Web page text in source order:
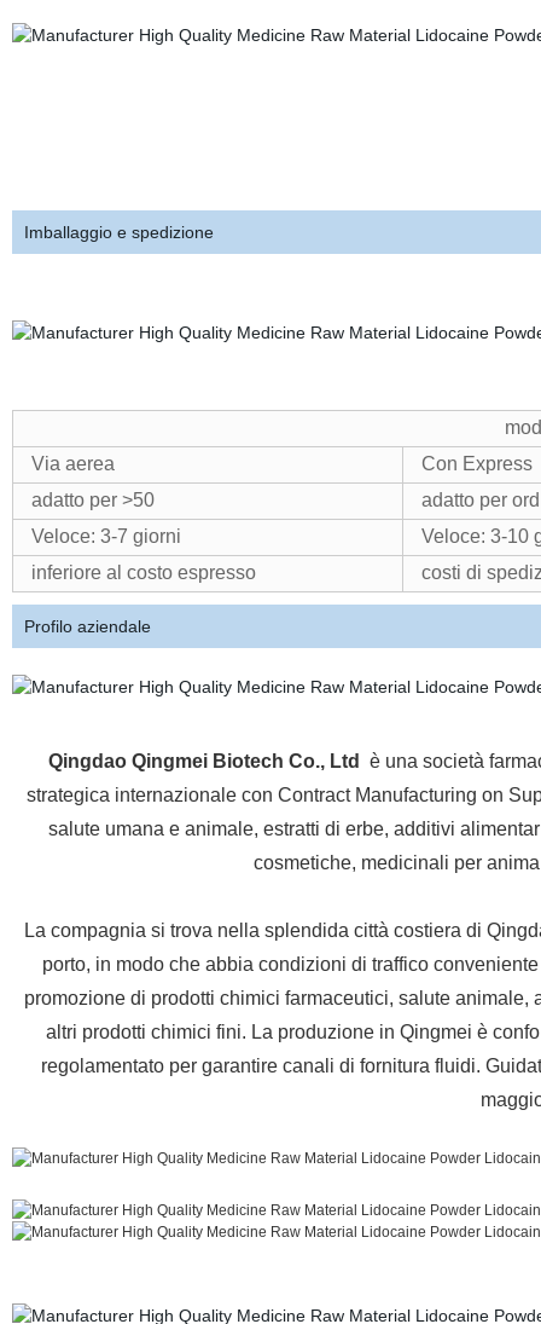
Imballaggio e spedizione
Via aerea
Con Express
adatto per >50
adatto per
Veloce: 3-7 giorni
Veloce: 3-10
inferiore al costo espresso
costi di
Profilo aziendale
Qingdao Qingmei Biotech Co., Ltd
è una società
strategica internazionale con Contract Manufacturing on
salute umana e animale, estratti di erbe, additivi
cosmetiche, medicinali per
La compagnia si trova nella splendida città costiera di
porto, in modo che abbia condizioni di traffico
promozione di prodotti chimici farmaceutici, salute
altri prodotti chimici fini. La produzione in Qingmei è
regolamentato per garantire canali di fornitura fluidi.